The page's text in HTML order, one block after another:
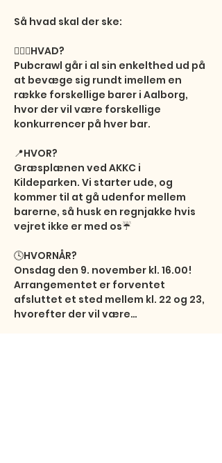
Så hvad skal der ske:
🤷🏼‍♀️HVAD?
Pubcrawl går i al sin enkelthed ud på
at bevæge sig rundt imellem en
række forskellige barer i Aalborg,
hvor der vil være forskellige
konkurrencer på hver bar.
📍HVOR?
Græsplænen ved AKKC i
Kildeparken. Vi starter ude, og
kommer til at gå udenfor mellem
barerne, så husk en regnjakke hvis
vejret ikke er med os☔️
🕓HVORNÅR?
Onsdag den 9. november kl. 16.00!
Arrangementet er forventet
afsluttet et sted mellem kl. 22 og 23,
hvorefter der vil være…